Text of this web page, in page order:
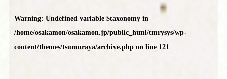
Warning: Undefined variable $taxonomy in
/home/osakamon/osakamon.jp/public_html/tmrysys/wp-
content/themes/tsumuraya/archive.php on line 121